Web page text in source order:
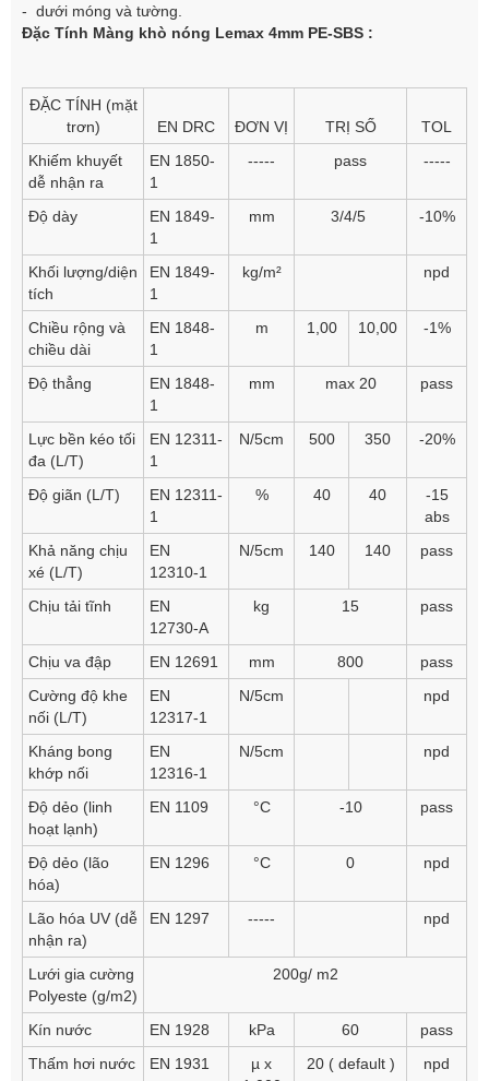
- dưới móng và tường.
Đặc Tính Màng khò nóng Lemax 4mm PE-SBS :
ĐẶC TÍNH (mặt
trơn)
EN DRC ĐƠN VỊ TRỊ SỐ
TOL
Khiếm khuyết
dễ nhận ra
EN 1850-
1
----- pass -----
Độ dày
EN 1849-
1
mm 3/4/5 -10%
Khối lượng/diện
tích
EN 1849-
1
kg/m² npd
Chiều rộng và
chiều dài
EN 1848-
1
m 1,00 10,00 -1%
Độ thẳng
EN 1848-
1
mm max 20 pass
Lực bền kéo tối
đa (L/T)
EN 12311-
1
N/5cm 500 350 -20%
Độ giãn (L/T)
EN 12311-
1
% 40 40
-15
abs
Khả năng chịu
xé (L/T)
EN
12310-1
N/5cm 140 140 pass
Chịu tải tĩnh
EN
12730-A
kg 15 pass
Chịu va đập EN 12691 mm 800
pass
Cường độ khe
nối (L/T)
EN
12317-1
N/5cm npd
Kháng bong
khớp nối
EN
12316-1
N/5cm npd
Độ dẻo (linh
hoạt lạnh)
EN 1109 °C -10 pass
Độ dẻo (lão
hóa)
EN 1296 °C 0 npd
Lão hóa UV (dễ
nhận ra)
EN 1297 ----- npd
Lưới gia cường
Polyeste (g/m2)
200g/ m2
Kín nước EN 1928 kPa 60
pass
Thấm hơi nước
EN 1931
µ x
20 ( default ) npd